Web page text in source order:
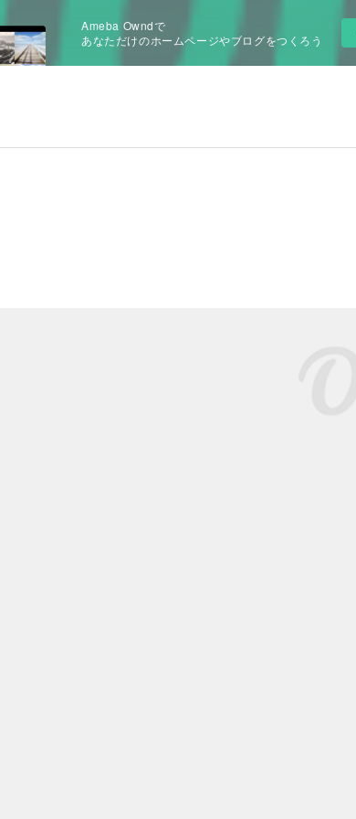
Ameba Owndで
あなただけのホームページやブログをつくろう